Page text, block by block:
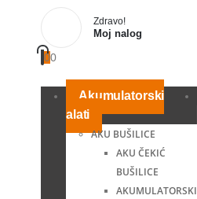
Zdravo!
Moj nalog
00
Akumulatorski
alati
AKU BUŠILICE
AKU ČEKIĆ
BUŠILICE
AKUMULATORSKI